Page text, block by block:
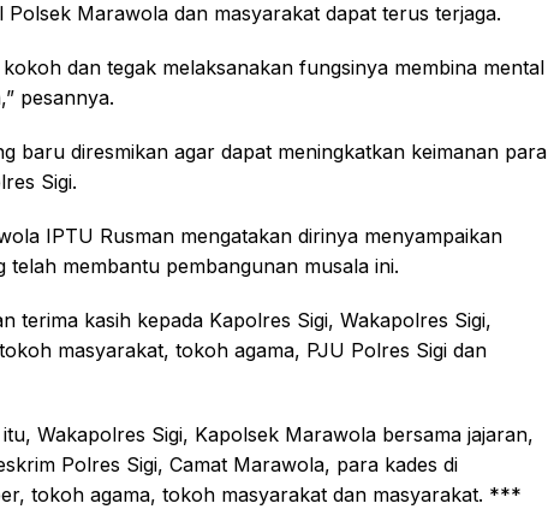
Marawola dan masyarakat dapat terus terjaga.
dan tegak melaksanakan fungsinya membina mental
pesannya.
baru diresmikan agar dapat meningkatkan keimanan para
Sigi.
IPTU Rusman mengatakan dirinya menyampaikan
telah membantu pembangunan musala ini.
terima kasih kepada Kapolres Sigi, Wakapolres Sigi,
masyarakat, tokoh agama, PJU Polres Sigi dan
Wakapolres Sigi, Kapolsek Marawola bersama jajaran,
Polres Sigi, Camat Marawola, para kades di
tokoh agama, tokoh masyarakat dan masyarakat. ***